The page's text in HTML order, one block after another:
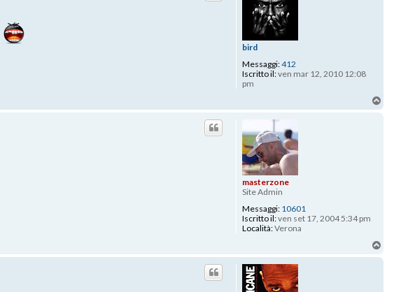
bird
Messaggi:412
Iscritto il:ven mar 12, 2010 12:08
pm
masterzone
Site Admin
Messaggi: 10601
Iscritto il:ven set 17, 2004 5:34 pm
Località:Verona